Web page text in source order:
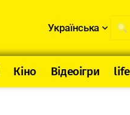
Українська
Кіно Відеоігри life